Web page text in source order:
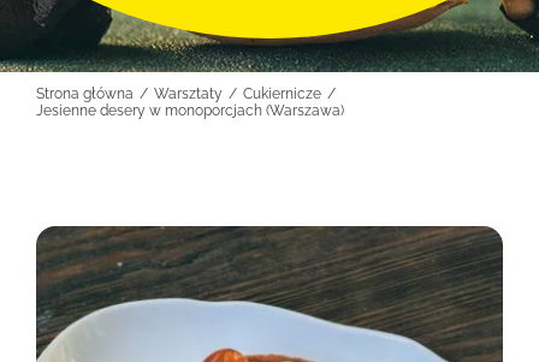
Strona główna Warsztaty
Cukiernicze
Jesienne desery w monoporcjach (Warszawa)